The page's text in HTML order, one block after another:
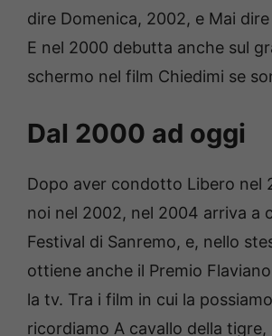
dire Domenica, 2002, e Mai
E nel 2000 debutta anche sul
schermo nel film Chiedimi se
Dal 2000 ad oggi
Dopo aver condotto Libero nel
noi nel 2002, nel 2004 arriva a
Festival di Sanremo, e, nello
ottiene anche il Premio
la tv. Tra i film in cui la
ricordiamo A cavallo della tigre,